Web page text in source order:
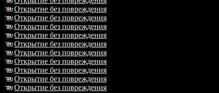
Открытие без повреждения
Открытие без повреждения
Открытие без повреждения
Открытие без повреждения
Открытие без повреждения
Открытие без повреждения
Открытие без повреждения
Открытие без повреждения
Открытие без повреждения
Открытие без повреждения